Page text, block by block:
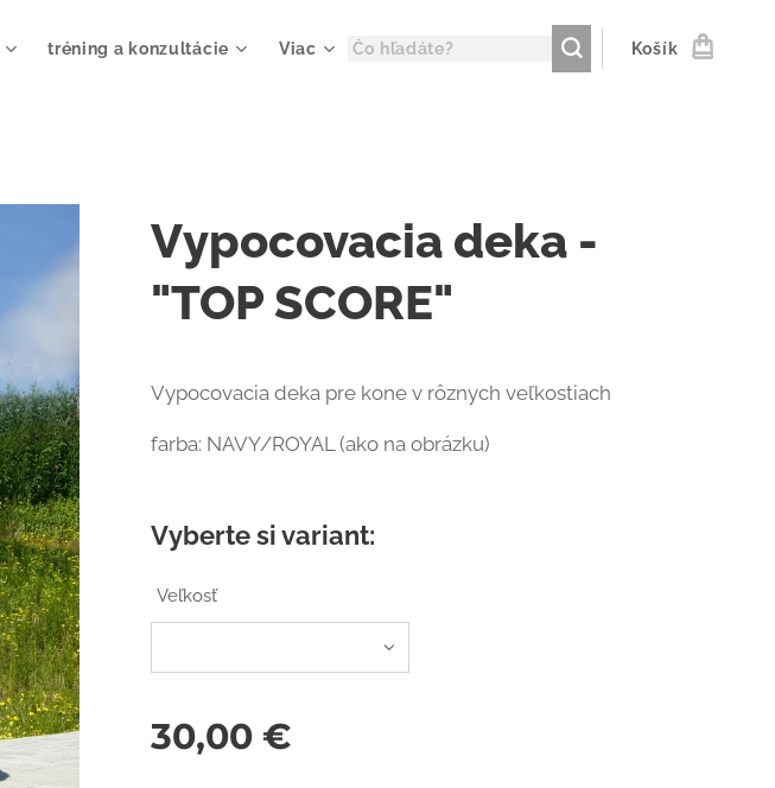
tréning a konzultácie Viac Košík
Vypocovacia deka -
"TOP SCORE"
Vypocovacia deka pre kone v rôznych veľkostiach
farba: NAVY/ROYAL (ako na obrázku)
Vyberte si variant:
Veľkosť
30,00 €